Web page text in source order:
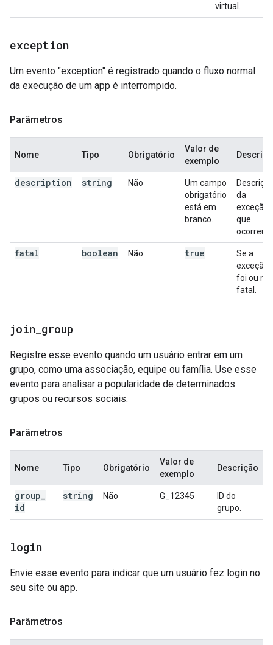
virtual.
exception
Um evento "exception" é registrado quando o fluxo normal
da execução de um app é interrompido.
Parâmetros
Nome Tipo Obrigatório
Valor de
exemplo
description string Não
Um campo
obrigatório
está em
branco.
da
exceção
que
ocorreu.
fatal boolean Não true
Se a
exceção
foi ou
fatal.
join group
Registre esse evento quando um usuário entrar em um
grupo, como uma associação, equipe ou família. Use esse
evento para analisar a popularidade de determinados
grupos ou recursos sociais.
Parâmetros
Nome Tipo Obrigatório
Valor de
exemplo
Descrição
group
id
string Não G_12345
ID do
grupo.
login
Envie esse evento para indicar que um usuário fez login no
seu site ou app.
Parâmetros